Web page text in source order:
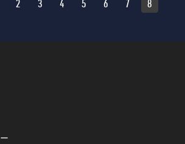
2 3 4 5 6 7 8